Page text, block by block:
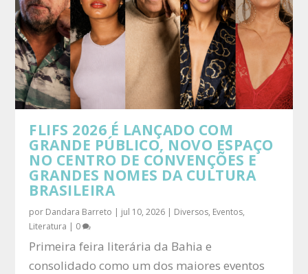
FLIFS 2026 É LANÇADO COM
GRANDE PÚBLICO, NOVO ESPAÇO
NO CENTRO DE CONVENÇÕES E
GRANDES NOMES DA CULTURA
BRASILEIRA
por Dandara Barreto | jul 10, 2026 | Diversos, Eventos,
Literatura | 0
Primeira feira literária da Bahia e
consolidado como um dos maiores eventos